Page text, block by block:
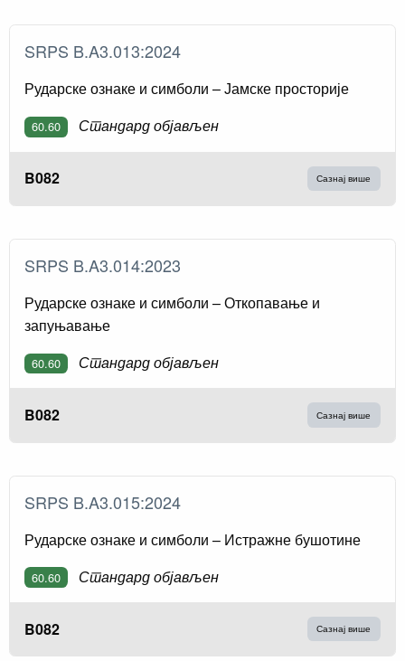
SRPS B.A3.013:2024
Рударске ознаке и симболи – Јамске просторије
60.60 Стандард објављен
B082 Сазнај више
SRPS B.A3.014:2023
Рударске ознаке и симболи – Откопавање и
запуњавање
60.60 Стандард објављен
B082 Сазнај више
SRPS B.A3.015:2024
Рударске ознаке и симболи – Истражне бушотине
60.60 Стандард објављен
B082 Сазнај више